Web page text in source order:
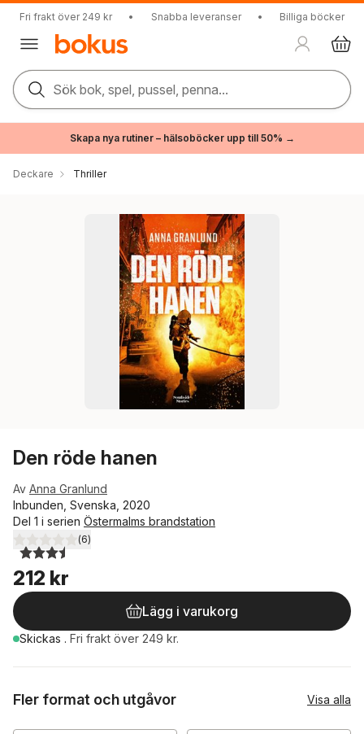
Fri frakt över 249 kr • Snabba leveranser • Billiga böcker
Sök bok, spel, pussel, penna...
Skapa nya rutiner – hälsoböcker upp till 50% →
Deckare Thriller
Den röde hanen
Av Anna Granlund
Inbunden, Svenska, 2020
Del 1 i serien Östermalms brandstation
3,5utav 5 stjärnor. Totalt antal röster:
(6)
212 kr
Lägg i varukorg
Skickas . Fri frakt över 249 kr.
Fler format och utgåvor Visa alla